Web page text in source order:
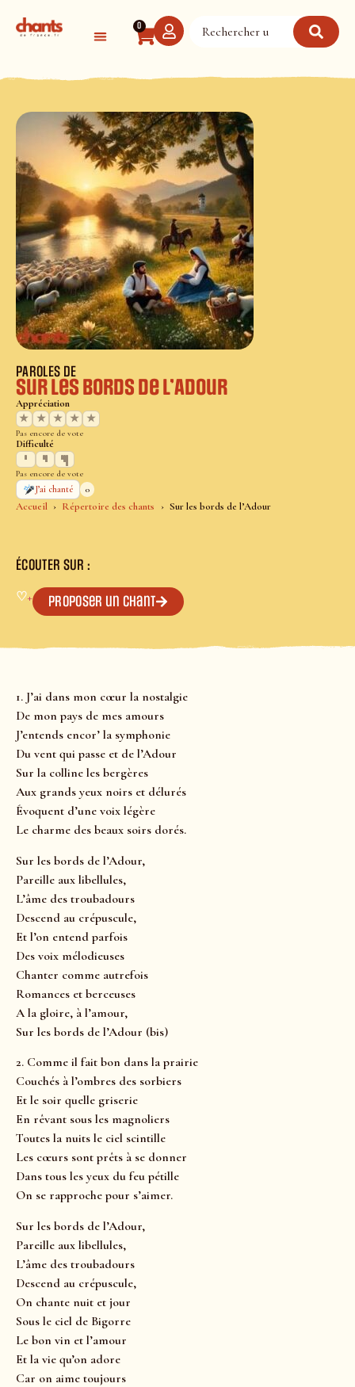
0
Accueil Répertoire des chants Sur les bords de l’Adour
PAROLES DE
Sur les bords de l’Adour
Appréciation
★
★ ★ ★ ★
Pas encore de vote
Difficulté
Pas encore de vote
J’ai chanté
0
ÉCOUTER SUR :
♡+ Proposer un chant
1. J’ai dans mon cœur la nostalgie
De mon pays de mes amours
J’entends encor’ la symphonie
Du vent qui passe et de l’Adour
Sur la colline les bergères
Aux grands yeux noirs et délurés
Évoquent d’une voix légère
Le charme des beaux soirs dorés.
Sur les bords de l’Adour,
Pareille aux libellules,
L’âme des troubadours
Descend au crépuscule,
Et l’on entend parfois
Des voix mélodieuses
Chanter comme autrefois
Romances et berceuses
A la gloire, à l’amour,
Sur les bords de l’Adour (bis)
2. Comme il fait bon dans la prairie
Couchés à l’ombres des sorbiers
Et le soir quelle griserie
En rêvant sous les magnoliers
Toutes la nuits le ciel scintille
Les cœurs sont prêts à se donner
Dans tous les yeux du feu pétille
On se rapproche pour s’aimer.
Sur les bords de l’Adour,
Pareille aux libellules,
L’âme des troubadours
Descend au crépuscule,
On chante nuit et jour
Sous le ciel de Bigorre
Le bon vin et l’amour
Et la vie qu’on adore
Car on aime toujours